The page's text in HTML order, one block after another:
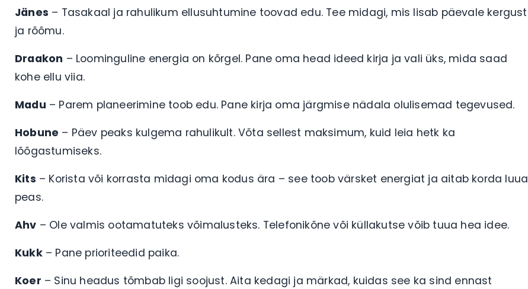
Jänes – Tasakaal ja rahulikum ellusuhtumine toovad edu. Tee midagi, mis lisab päevale kergust
ja rõõmu.
Draakon – Loominguline energia on kõrgel. Pane oma head ideed kirja ja vali üks, mida saad
kohe ellu viia.
Madu – Parem planeerimine toob edu. Pane kirja oma järgmise nädala olulisemad tegevused.
Hobune – Päev peaks kulgema rahulikult. Võta sellest maksimum, kuid leia hetk ka
lõõgastumiseks.
Kits – Korista või korrasta midagi oma kodus ära – see toob värsket energiat ja aitab korda luua
peas.
Ahv – Ole valmis ootamatuteks võimalusteks. Telefonikõne või küllakutse võib tuua hea idee.
Kukk– Pane prioriteedid paika.
Koer – Sinu headus tõmbab ligi soojust. Aita kedagi ja märkad, kuidas see ka sind ennast